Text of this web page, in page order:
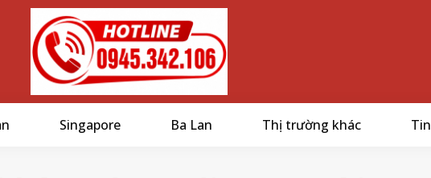
Singapore Ba Lan Thị trường khác